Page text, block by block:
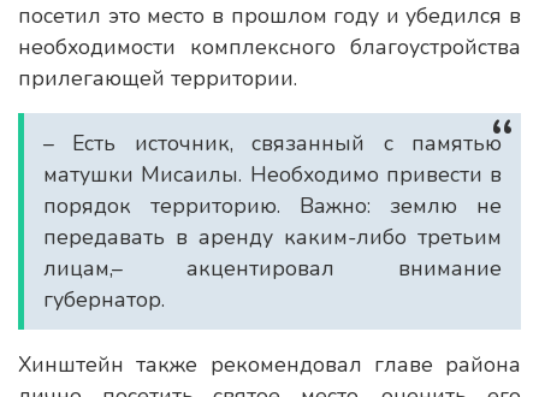
посетил это место в прошлом году и убедился в
необходимости комплексного благоустройства
прилегающей территории.
– Есть источник, связанный с памятью
матушки Мисаилы. Необходимо привести в
порядок территорию. Важно: землю не
передавать в аренду каким-либо третьим
лицам,– акцентировал внимание
губернатор.
Хинштейн также рекомендовал главе района